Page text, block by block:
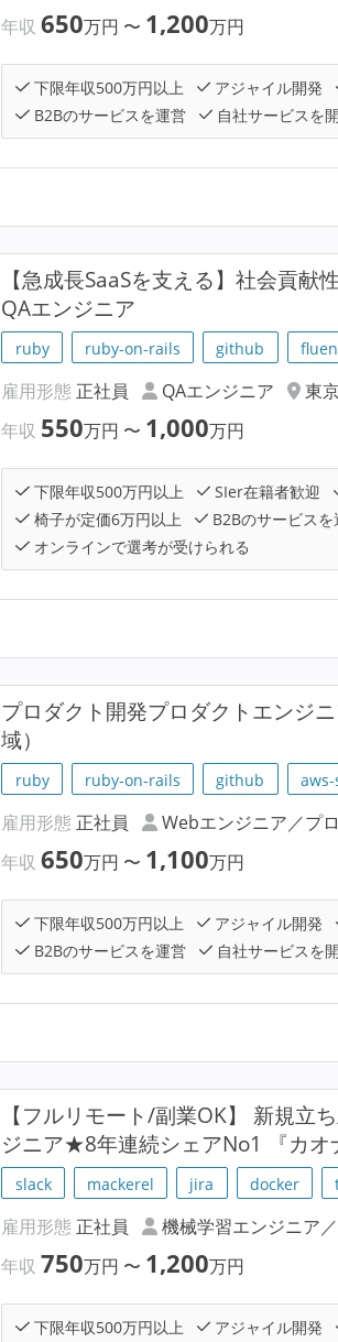
年収650万円 〜 1,200万円
下限年収500万円以上 アジャイル開発
B2Bのサービスを運営
自社サービスを
【急成長SaaSを支える】社会貢
QAエンジニア
ruby ruby-on-rails github
雇用形態 正社員 QAエンジニア
東
年収 550万円 〜 1,000万円
下限年収500万円以上 SIer在籍者歓迎
椅子が定価6万円以上
B2Bのサービスを
オンラインで選考が受けられる
プロダクト開発プロダクトエンジ
域）
ruby ruby-on-rails github aws-
雇用形態 正社員 Webエンジニア／プ
年収650万円 〜 1,100万円
下限年収500万円以上 アジャイル開発
B2Bのサービスを運営
自社サービスを
【フルリモート/副業OK】 新規立
ジニア★8年連続シェアNo1 『カ
slack mackerel jira docker
雇用形態 正社員 機械学習エンジニア
年収750万円 〜 1,200万円
下限年収500万円以上 アジャイル開発